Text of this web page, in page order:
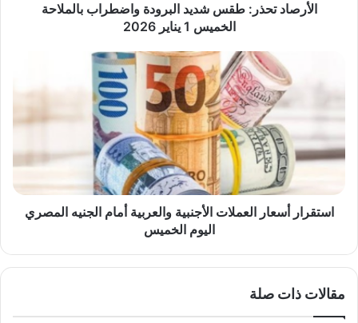
الأرصاد تحذر: طقس شديد البرودة واضطراب بالملاحة
الخميس 1 يناير 2026
والعربية
الجنيه
اليوم
الخميس
استقرار أسعار العملات الأجنبية والعربية أمام الجنيه المصري
اليوم الخميس
مقالات ذات صلة